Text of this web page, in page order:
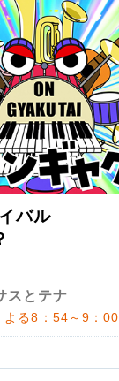
バル
スとテナ
る8：54～9：00